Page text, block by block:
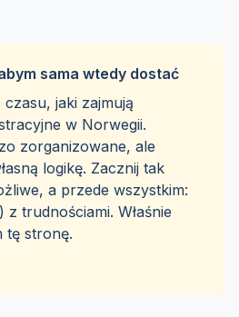
sama wtedy dostać
jaki zajmują
w Norwegii.
zorganizowane, ale
logikę. Zacznij tak
a przede wszystkim:
z trudnościami. Właśnie
tę stronę.